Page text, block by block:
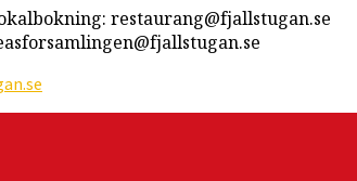
restaurang@fjallstugan.se